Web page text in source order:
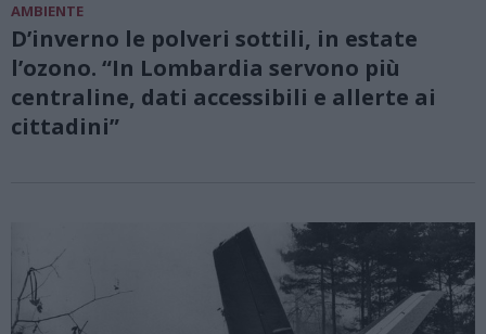
AMBIENTE
D’inverno le polveri sottili, in estate
l’ozono. “In Lombardia servono più
centraline, dati accessibili e allerte ai
cittadini”